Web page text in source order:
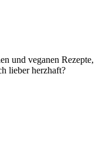
und veganen Rezepte,
lieber herzhaft?